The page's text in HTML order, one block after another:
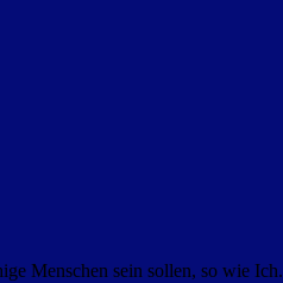
Menschen sein sollen, so wie Ich.